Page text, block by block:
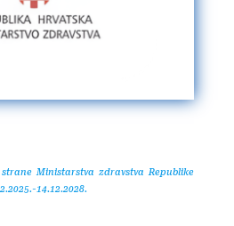
Ministarstva zdravstva Republike
14.12.2028.